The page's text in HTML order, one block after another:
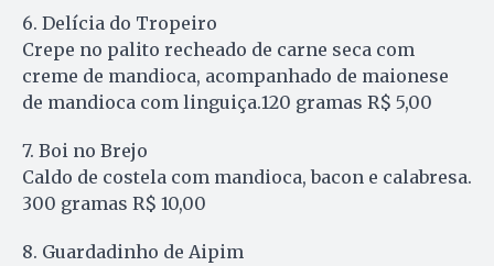
6. Delícia do Tropeiro
Crepe no palito recheado de carne seca com
creme de mandioca, acompanhado de maionese
de mandioca com linguiça.120 gramas R$ 5,00
7. Boi no Brejo
Caldo de costela com mandioca, bacon e calabresa.
300 gramas R$ 10,00
8. Guardadinho de Aipim